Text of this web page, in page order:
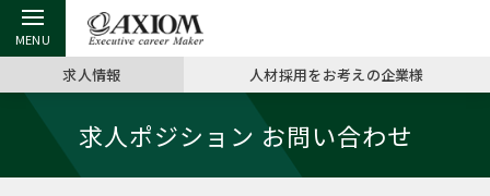
戻る
アクシアムの特長 ミッシ
お申し
戻る
キャリア支援 TOP キャリ
MBA留
戻る
転職ツール TOP 英文レ
戻る
転職コラム TOP
戻る
イベント・セミナー TOP
戻る
会社概要 TOP
求人情報 人材採用をお考えの企業様
求人ポジション お問い合わせ